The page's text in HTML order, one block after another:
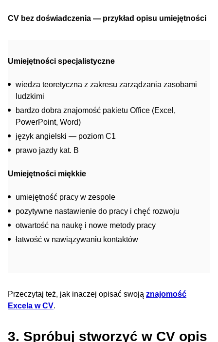
CV bez doświadczenia — przykład opisu umiejętności
Umiejętności specjalistyczne
wiedza teoretyczna z zakresu zarządzania zasobami
ludzkimi
bardzo dobra znajomość pakietu Office (Excel,
PowerPoint, Word)
język angielski — poziom C1
prawo jazdy kat. B
Umiejętności miękkie
umiejętność pracy w zespole
pozytywne nastawienie do pracy i chęć rozwoju
otwartość na naukę i nowe metody pracy
łatwość w nawiązywaniu kontaktów
Przeczytaj też, jak inaczej opisać swoją znajomość
Excela w CV.
3. Spróbuj stworzyć w CV opis